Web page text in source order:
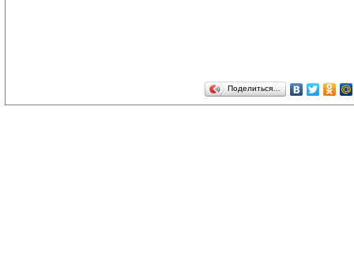
Поделиться…